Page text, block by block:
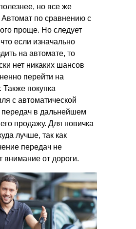
но все же
по сравнению с
проще. Но следует
если изначально
на автомате, то
нет никаких шансов
перейти на
Также покупка
с автоматической
передач в дальнейшем
продажу. Для новичка
лучше, так как
передач не
внимание от дороги.